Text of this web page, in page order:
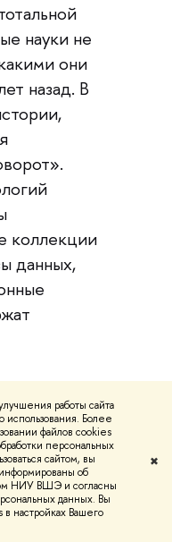
работы сайта
Более
файлов cookies
персональных
сайтом, вы
об
НИУ ВШЭ и согласны
данных. Вы
настройках Вашего
✖
науки не
они
назад. В
коллекции
данных,
и
языке